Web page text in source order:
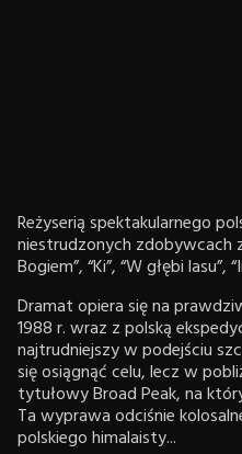
Reżyserią spektakularnego
niestrudzonych zdobywcach
Bogiem”, “Ki”, “W głębi
Dramat opiera się na
1988 r. wraz z polską
najtrudniejszy w podejściu
się osiągnąć celu, lecz w
tytułowy Broad Peak, na
Ta wyprawa odciśnie
polskiego himalaisty...